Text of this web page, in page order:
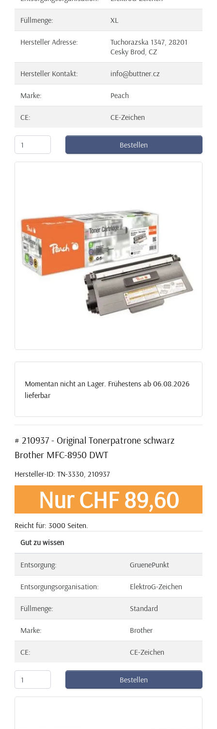
Füllmenge: XL
Hersteller Adresse:
Tuchorazska 1347, 28201
Cesky Brod, CZ
Hersteller Kontakt: info@buttner.cz
Marke: Peach
CE: CE-Zeichen
Bestellen
Momentan nicht an Lager. Frühestens ab 06.08.2026
lieferbar
# 210937 - Original Tonerpatrone schwarz
Brother MFC-8950 DWT
Hersteller-ID: TN-3330, 210937
Nur CHF 89,60
Reicht für: 3000 Seiten.
Gut zu wissen
Entsorgung: GruenePunkt
Entsorgungsorganisation: ElektroG-Zeichen
Füllmenge: Standard
Marke: Brother
CE: CE-Zeichen
Bestellen